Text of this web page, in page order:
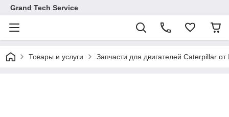
Grand Tech Service
Товары и услуги Запчасти для двигателей Caterpillar от